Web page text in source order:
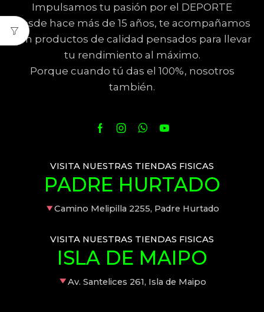
Impulsamos tu pasión por el DEPORTE
Desde hace más de 15 años, te acompañamos
con productos de calidad pensados para llevar
tu rendimiento al máximo.
Porque cuando tú das el 100%, nosotros
también.
VISITA NUESTRAS TIENDAS FISICAS
PADRE HURTADO
Camino Melipilla 2255, Padre Hurtado
VISITA NUESTRAS TIENDAS FISICAS
ISLA DE MAIPO
Av. Santelices 261, Isla de Maipo